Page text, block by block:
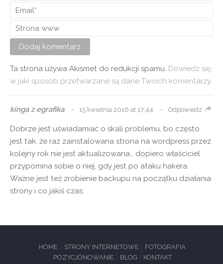
Ta strona używa Akismet do redukcji spamu. Dowiedz się,
w jaki sposób przetwarzane są dane Twoich komentarzy.
kinga z egrafika 15 kwietnia 2016 at 17:44 Odpowiedz
Dobrze jest uświadamiać o skali problemu, bo często
jest tak, że raz zainstalowana strona na wordpress przez
kolejny rok nie jest aktualizowana… dopiero właściciel
przypomina sobie o niej, gdy jest po ataku hakera.
Ważne jest też zrobienie backupu na początku działania
strony i co jakiś czas.
HOME STRONY INTERNETOWE
FOTOGRAFIA
POZYCJONOWANIE
BLOG KONTAKT